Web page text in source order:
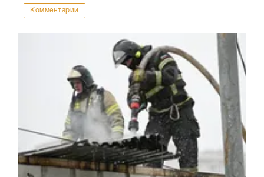
Комментарии